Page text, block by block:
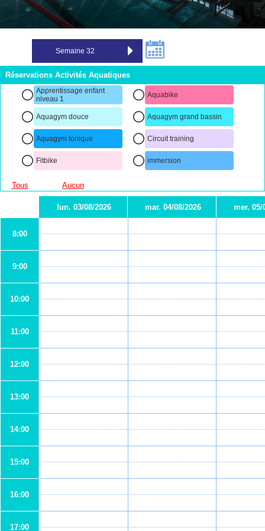
Réservations Activités Aquatiques
Apprentissage enfant
niveau 1
Aquabike
Aquagym douce Aquagym grand bassin
Aquagym tonique Circuit training
Fitbike immersion
Tous Aucun
lun. 03/08/2026 mar. 04/08/2026 mer. 05/
8:00
9:00
10:00
11:00
12:00
13:00
14:00
15:00
16:00
17:00